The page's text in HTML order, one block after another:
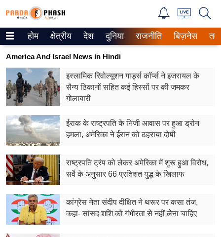
Trending on Google News
ePaper
वेब स्टोरीज
गैलरी
वीडियो
रिलेशनशिप
जीवन मंत्रा
फूड
होम क्षेत्रीय देश दुनिया राजनीति बिज़नेस
America And Israel News in Hindi
इस्लामिक रिवोल्यूशन गार्ड्स कॉर्प्स ने इजरायल के
सैन्य ठिकानों सहित कई हिस्सों पर की जमकर
गोलाबारी
ईराक के राष्ट्रपति के निजी आवास पर हुआ ड्रोन
हमला, अमेरिका ने ईरान को ठहराया दोषी
राष्ट्रपति ट्रंप को लेकर अमेरिका में शुरू हुआ विरोध,
सर्वे के अनुसार 66 प्रतिशत युद्ध के खिलाफ
कांग्रेस नेता संदीप दीक्षित ने थरूर पर कसा तंज,
कहा- सांसद शशि को गं​भीरता से नहीं लेना चाहिए